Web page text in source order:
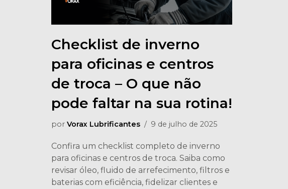
Checklist de inverno
para oficinas e centros
de troca – O que não
pode faltar na sua rotina!
por Vorax Lubrificantes 9 de julho de 2025
Confira um checklist completo de inverno
para oficinas e centros de troca. Saiba como
revisar óleo, fluido de arrefecimento, filtros e
baterias com eficiência, fidelizar clientes e